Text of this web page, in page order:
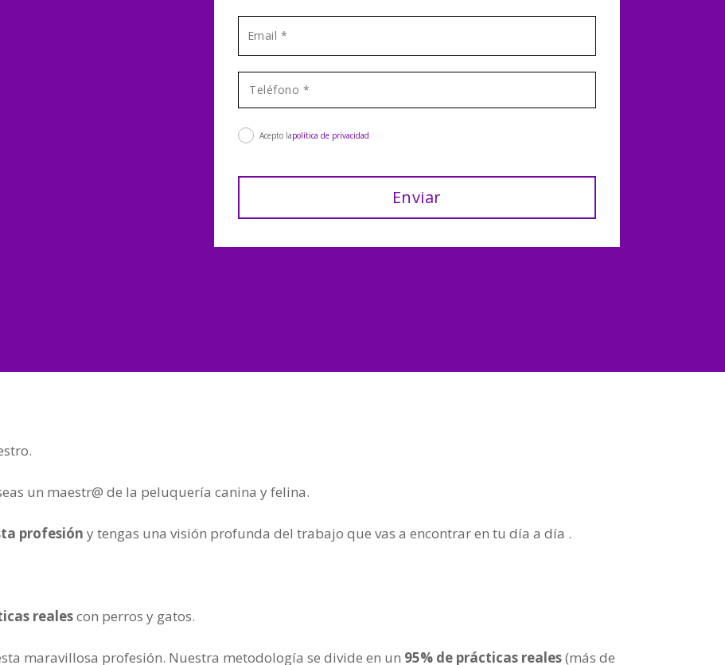
Acepto lapolítica de privacidad
Enviar
un maestr@ de la peluquería canina y felina.
profesión y tengas una visión profunda del trabajo que vas a encontrar en tu día a día .
realescon perros y gatos.
maravillosa profesión. Nuestra metodología se divide en un 95% de prácticas reales(más de